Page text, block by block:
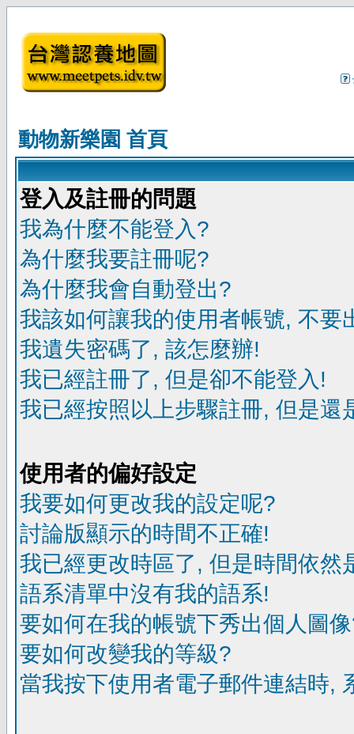
動物新樂園 首頁
登入及註冊的問題
我為什麼不能登入?
為什麼我要註冊呢?
為什麼我會自動登出?
我該如何讓我的使用者帳號, 不要
我遺失密碼了, 該怎麼辦!
我已經註冊了, 但是卻不能登入!
我已經按照以上步驟註冊, 但是還
使用者的偏好設定
我要如何更改我的設定呢?
討論版顯示的時間不正確!
我已經更改時區了, 但是時間依然
語系清單中沒有我的語系!
要如何在我的帳號下秀出個人圖
要如何改變我的等級?
當我按下使用者電子郵件連結時,